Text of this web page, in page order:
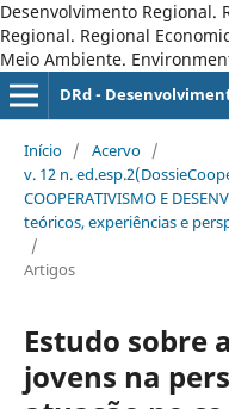
Desenvolvimento Regional.
Regional. Regional
Meio Ambiente.
DRd -
Início / Acervo /
v. 12 n.
COOPERATIVISMO E
teóricos, experiências e
/
Artigos
Estudo sobre
jovens na